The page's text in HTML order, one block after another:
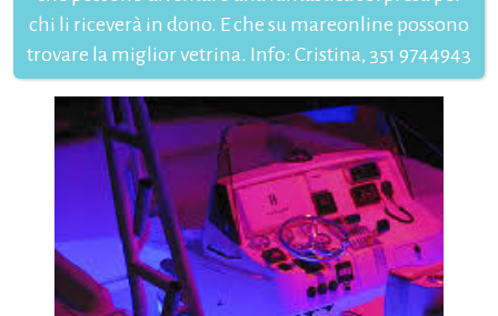
chi li riceverà in dono. E che su mareonline possono
trovare la miglior vetrina. Info: Cristina, 351 9744943